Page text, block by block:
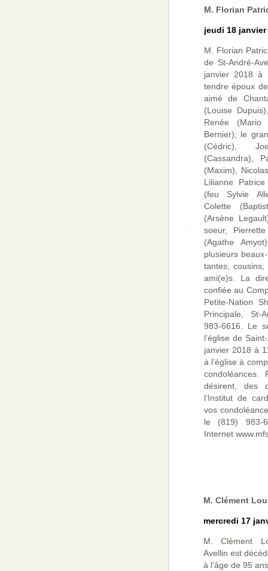
M. Florian
jeudi 18 janvier
M. Florian
de St-André-
janvier 2018
tendre époux
aimé de
(Louise
Renée
Bernier); le
(Cédric),
(Cassandra),
(Maxim),
Lilianne
(feu Sylvie
Colette
(Arsène
soeur,
(Agathe
plusieurs
tantes,
ami(e)s. La
confiée au
Petite-Nation
Principale, St-
983-6616. Le
l’église de
janvier 2018 à
à l’église à
désirent, des
l’Institut de
vos
le (819) 983-
Internet
M. Clément
mercredi 17
M. Clément
Avellin est
à l'âge de 95